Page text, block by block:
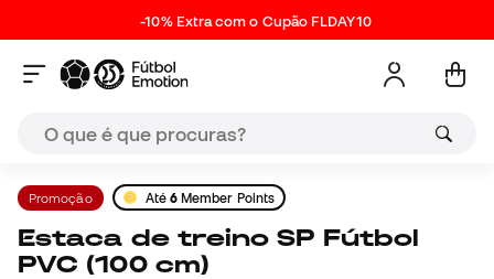
-10% Extra com o Cupão FLDAY10
Promoção Até 6 Member Points
Estaca de treino SP Fútbol
PVC (100 cm)